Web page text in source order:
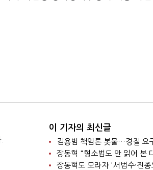
이 기자의 최신글
김용범 책임론 봇물…경질 요
장동혁 "형소법도 안 읽어 본
장동혁도 모라자 '서범수·진